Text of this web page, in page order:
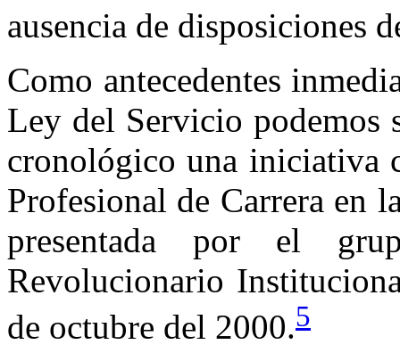
ausencia de disposiciones
Como antecedentes
Ley del Servicio podemos
cronológico una iniciativa
Profesional de Carrera en
presentada por el
Revolucionario
de octubre del 2000.5